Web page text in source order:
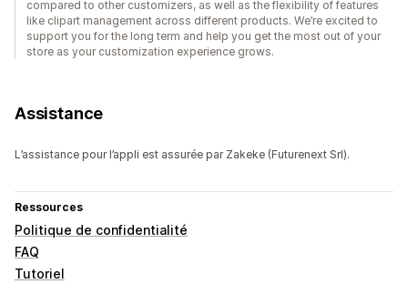
compared to other customizers, as well as the flexibility of features
like clipart management across different products. We’re excited to
support you for the long term and help you get the most out of your
store as your customization experience grows.
Assistance
L’assistance pour l’appli est assurée par Zakeke (Futurenext Srl).
Ressources
Politique de confidentialité
FAQ
Tutoriel